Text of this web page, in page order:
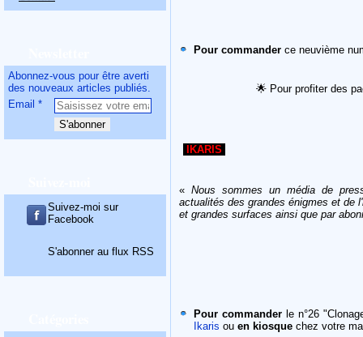
Abonnez-vous pour être averti
des nouveaux articles publiés.
Email
Suivez-moi sur
Facebook
S'abonner au flux RSS
Pour commander ce neuvième
🌟Pour profiter des
IKARIS
« Nous sommes un média de
actualités des grandes énigmes et de
et grandes surfaces ainsi que par
Pour commanderle n°26
Ikaris ou en kiosque chez votre